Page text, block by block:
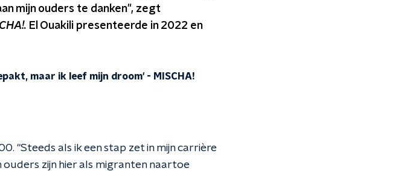
mijn ouders te danken", zegt
El Ouakili presenteerde in 2022 en
maar ik leef mijn droom' - MISCHA!
"Steeds als ik een stap zet in mijn carrière
ouders zijn hier als migranten naartoe